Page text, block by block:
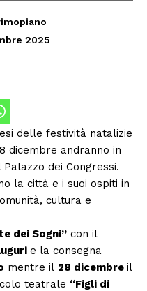
2025
delle festività natalizie
dicembre andranno in
dei Congressi.
la città e i suoi ospiti in
cultura e
dei Sogni” con il
e la consegna
mentre il 28 dicembre il
teatrale “Figli di